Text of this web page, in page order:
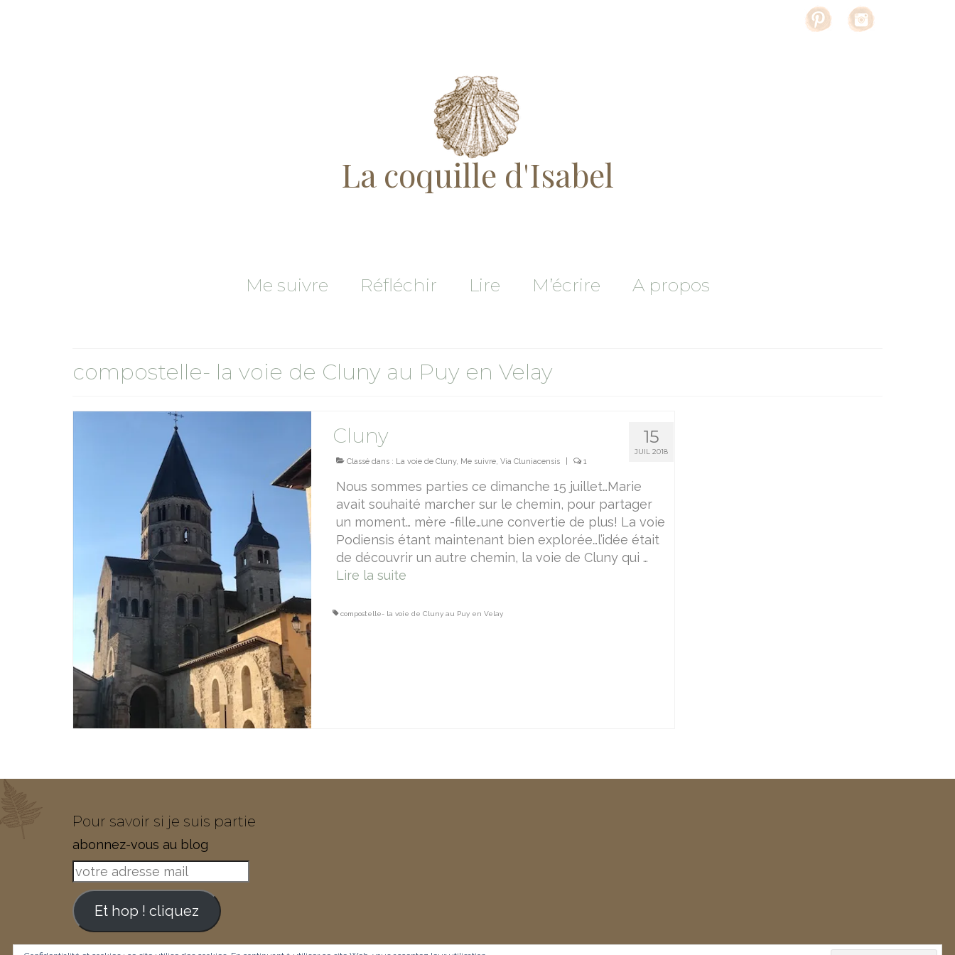
La coquille d'Isabel
Me suivre Réfléchir Lire M’écrire A propos
compostelle- la voie de Cluny au Puy en Velay
15
JUIL 2018
Cluny
Classé dans : La voie de Cluny, Me suivre, Via Cluniacensis 1
Nous sommes parties ce dimanche 15 juillet…Marie
avait souhaité marcher sur le chemin, pour partager
un moment… mère -fille…une convertie de plus! La voie
Podiensis étant maintenant bien explorée…l’idée était
de découvrir un autre chemin, la voie de Cluny qui …
Lire la suite­­
compostelle- la voie de Cluny au Puy en Velay
Pour savoir si je suis partie
abonnez-vous au blog
votre
adresse
mailEt hop ! cliquez